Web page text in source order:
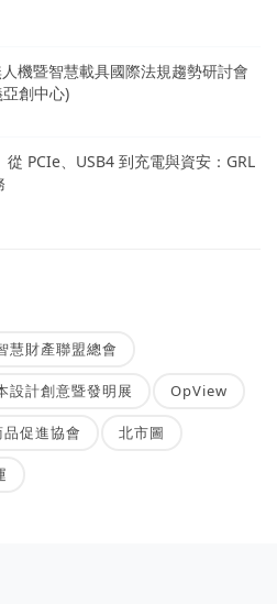
機暨智慧載具國際法規趨勢研討會
創中心)
從 PCIe、USB4 到充電與資安：GRL
慧財產聯盟總會
設計創意暨發明展 OpView
促進協會 北市圖